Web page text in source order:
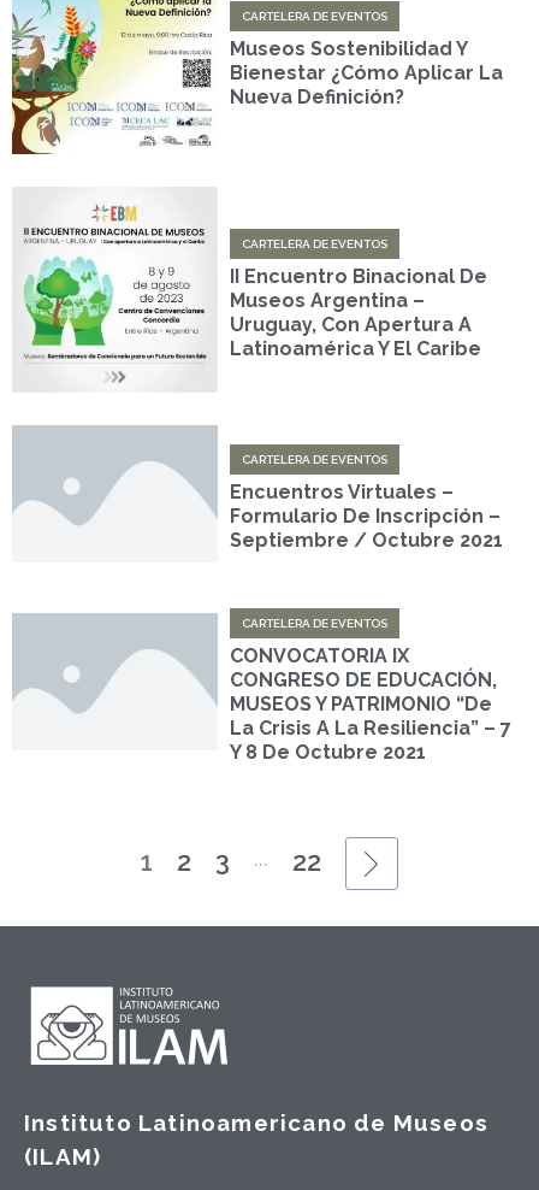
CARTELERA DE EVENTOS
Museos Sostenibilidad Y
Bienestar ¿Cómo Aplicar La
Nueva Definición?
CARTELERA DE EVENTOS
II Encuentro Binacional De
Museos Argentina –
Uruguay, Con Apertura A
Latinoamérica Y El Caribe
CARTELERA DE EVENTOS
Encuentros Virtuales –
Formulario De Inscripción –
Septiembre / Octubre 2021
CARTELERA DE EVENTOS
CONVOCATORIA IX
CONGRESO DE EDUCACIÓN,
MUSEOS Y PATRIMONIO “De
La Crisis A La Resiliencia” – 7
Y 8 De Octubre 2021
1 2 3 ... 22
Instituto Latinoamericano de Museos
(ILAM)